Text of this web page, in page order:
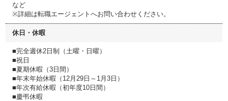
など
※詳細は転職エージェントへお問い合わせください。
休日・休暇
■完全週休2日制（土曜・日曜）
■祝日
■夏期休暇（3日間）
■年末年始休暇（12月29日～1月3日）
■年次有給休暇（初年度10日間）
■慶弔休暇